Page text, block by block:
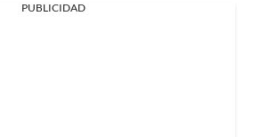
PUBLICIDAD